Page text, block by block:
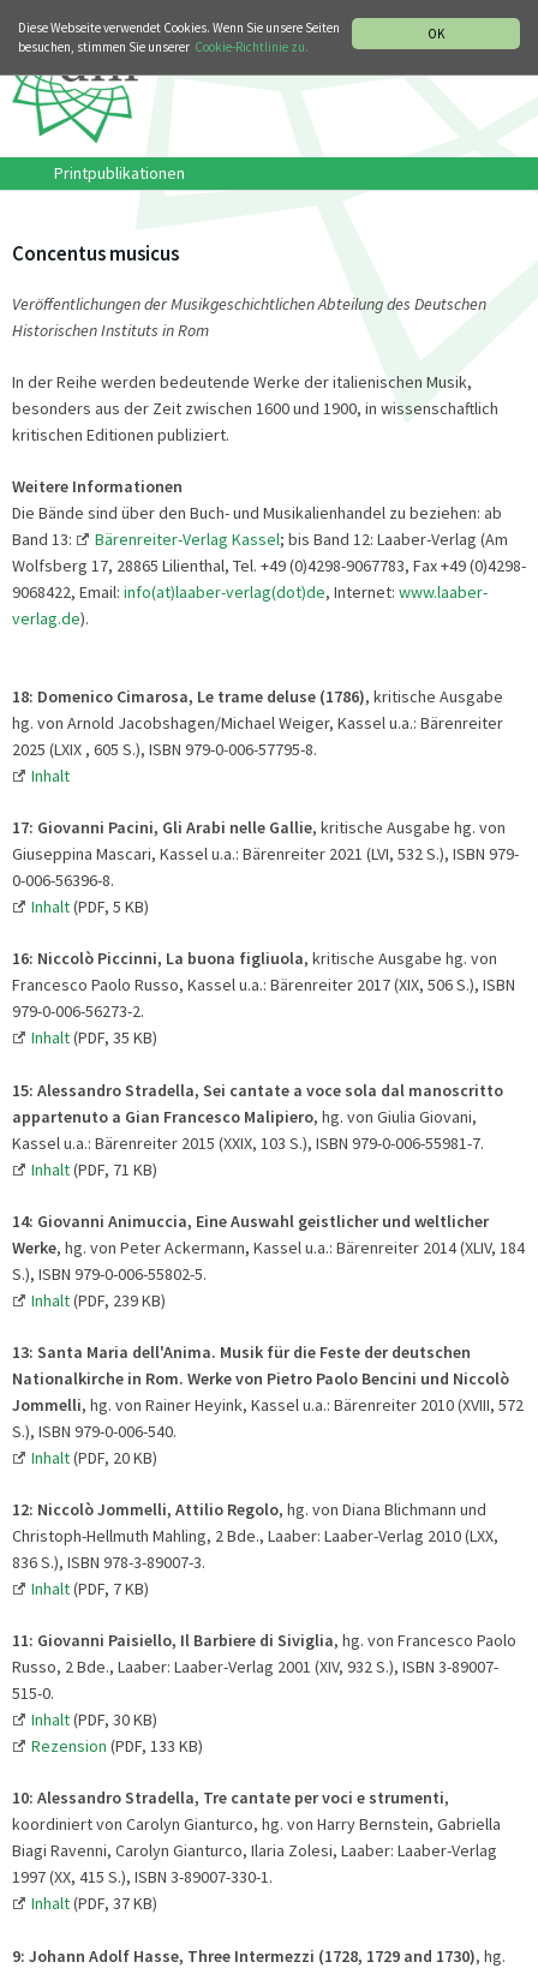
OK
Diese Webseite verwendet Cookies. Wenn Sie unsere Seiten
besuchen, stimmen Sie unserer Cookie-Richtlinie zu.
Printpublikationen
Concentus musicus
Veröffentlichungen der Musikgeschichtlichen Abteilung des Deutschen
Historischen Instituts in Rom
In der Reihe werden bedeutende Werke der italienischen Musik,
besonders aus der Zeit zwischen 1600 und 1900, in wissenschaftlich
kritischen Editionen publiziert.
Weitere Informationen
Die Bände sind über den Buch- und Musikalienhandel zu beziehen: ab
Band 13:
Bärenreiter-Verlag Kassel; bis Band 12: Laaber-Verlag (Am
Wolfsberg 17, 28865 Lilienthal, Tel. +49 (0)4298-9067783, Fax +49 (0)4298-
9068422, Email: info(at)laaber-verlag(dot)de, Internet: www.laaber-
verlag.de).
18: Domenico Cimarosa, Le trame deluse (1786), kritische Ausgabe
hg. von Arnold Jacobshagen/Michael Weiger, Kassel u.a.: Bärenreiter
2025 (LXIX , 605 S.), ISBN 979-0-006-57795-8.
Inhalt
17: Giovanni Pacini, Gli Arabi nelle Gallie, kritische Ausgabe hg. von
Giuseppina Mascari, Kassel u.a.: Bärenreiter 2021 (LVI, 532 S.), ISBN 979-
0-006-56396-8.
Inhalt(PDF, 5 KB)
16: Niccolò Piccinni, La buona figliuola, kritische Ausgabe hg. von
Francesco Paolo Russo, Kassel u.a.: Bärenreiter 2017 (XIX, 506 S.), ISBN
979-0-006-56273-2.
Inhalt(PDF, 35 KB)
15: Alessandro Stradella, Sei cantate a voce sola dal manoscritto
appartenuto a Gian Francesco Malipiero, hg. von Giulia Giovani,
Kassel u.a.: Bärenreiter 2015 (XXIX, 103 S.), ISBN 979-0-006-55981-7.
Inhalt(PDF, 71 KB)
14: Giovanni Animuccia, Eine Auswahl geistlicher und weltlicher
Werke, hg. von Peter Ackermann, Kassel u.a.: Bärenreiter 2014 (XLIV, 184
S.), ISBN 979-0-006-55802-5.
Inhalt(PDF, 239 KB)
13: Santa Maria dell'Anima. Musik für die Feste der deutschen
Nationalkirche in Rom. Werke von Pietro Paolo Bencini und Niccolò
Jommelli, hg. von Rainer Heyink, Kassel u.a.: Bärenreiter 2010 (XVIII, 572
S.), ISBN 979-0-006-540.
Inhalt(PDF, 20 KB)
12: Niccolò Jommelli, Attilio Regolo, hg. von Diana Blichmann und
Christoph-Hellmuth Mahling, 2 Bde., Laaber: Laaber-Verlag 2010 (LXX,
836 S.), ISBN 978-3-89007-3.
Inhalt(PDF, 7 KB)
11: Giovanni Paisiello, Il Barbiere di Siviglia, hg. von Francesco Paolo
Russo, 2 Bde., Laaber: Laaber-Verlag 2001 (XIV, 932 S.), ISBN 3-89007-
515-0.
Inhalt(PDF, 30 KB)
Rezension (PDF, 133 KB)
10: Alessandro Stradella, Tre cantate per voci e strumenti,
koordiniert von Carolyn Gianturco, hg. von Harry Bernstein, Gabriella
Biagi Ravenni, Carolyn Gianturco, Ilaria Zolesi, Laaber: Laaber-Verlag
1997 (XX, 415 S.), ISBN 3-89007-330-1.
Inhalt(PDF, 37 KB)
9: Johann Adolf Hasse, Three Intermezzi (1728, 1729 and 1730), hg.